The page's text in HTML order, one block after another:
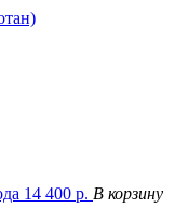
14 400 р. В корзину